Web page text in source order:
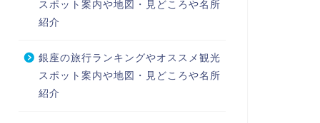
スポット案内や地図・見どころや名所
紹介
銀座の旅行ランキングやオススメ観光
スポット案内や地図・見どころや名所
紹介